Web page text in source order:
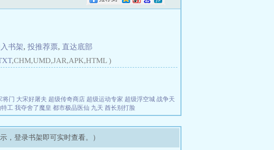
书架, 投推荐票, 直达底部
,CHM,UMD,JAR,APK,HTML )
将门 大宋好屠夫 超级传奇商店 超级运动专家 超级浮空城 战争天
工 我夺舍了魔皇 都市极品医仙 九天 酋长别打脸
，登录书架即可实时查看。）